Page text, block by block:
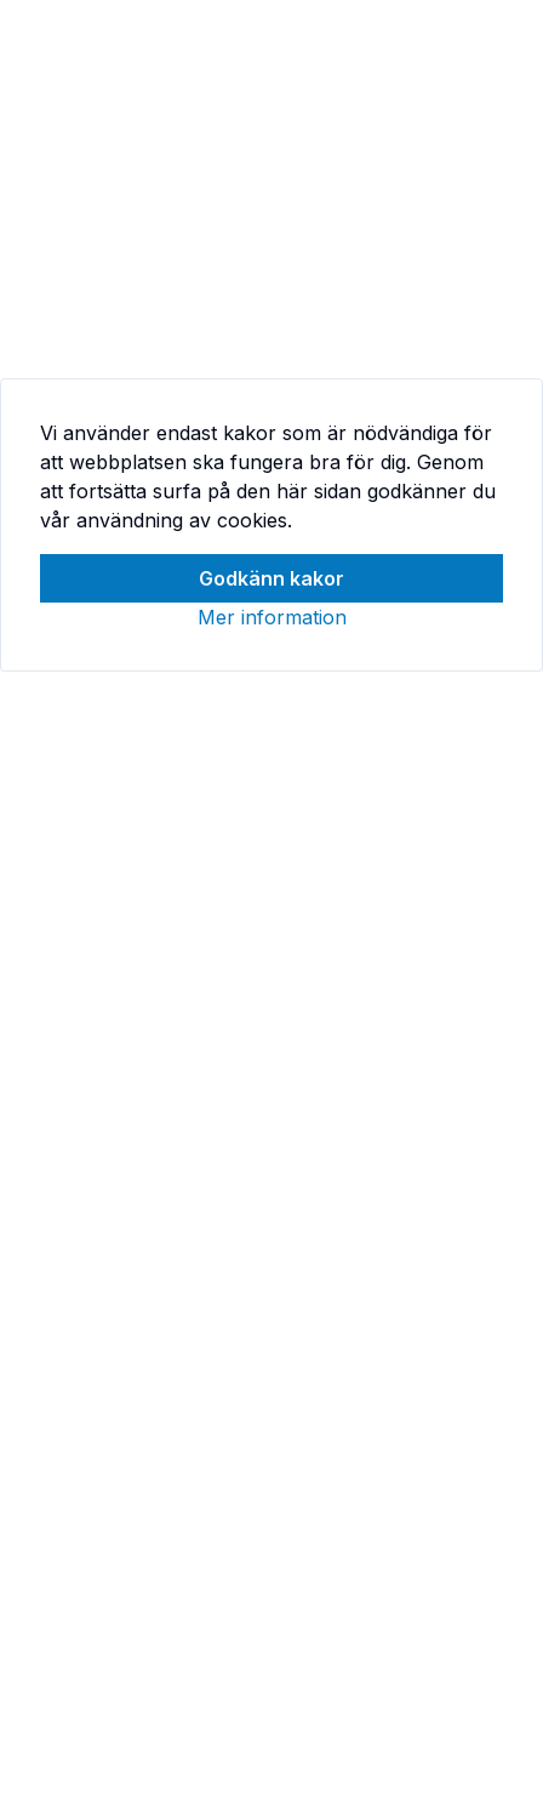
Vi använder endast kakor som är nödvändiga för
att webbplatsen ska fungera bra för dig. Genom
att fortsätta surfa på den här sidan godkänner du
vår användning av cookies.
Godkänn kakor
Mer information